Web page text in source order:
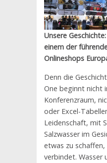
Unsere
einem der
Onlineshops
Denn die
One beginnt nicht
Konferenzraum,
oder Excel-
Leidenschaft, mit
Salzwasser im
etwas zu schaffen,
verbindet. Wasser